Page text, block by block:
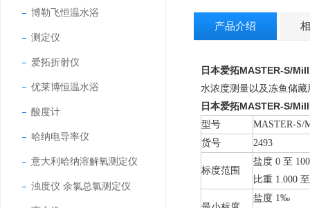
博勒飞恒温水浴
测定仪
爱拓折射仪
优莱博恒温水浴
酸度计
哈纳电导率仪
意大利哈纳溶解氧测定仪
浊度仪 余氯总氯测定仪
产品介绍
日本爱拓MASTER-S/
水浓度测量以及冻鱼储
日本爱拓MASTER-S/
型号
MASTER-S/
货号
2493
标度范围
盐度 0 至
比重 1.000
盐度 1‰